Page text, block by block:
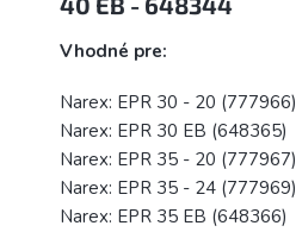
Vhodné pre:
Narex: EPR 30 - 20 (777966)
Narex: EPR 30 EB (648365)
Narex: EPR 35 - 20 (777967)
Narex: EPR 35 - 24 (777969)
Narex: EPR 35 EB (648366)